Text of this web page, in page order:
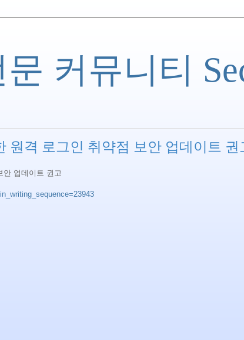
커뮤니티
원격 로그인 취약점 보안 업데이트 권
안 업데이트 권고